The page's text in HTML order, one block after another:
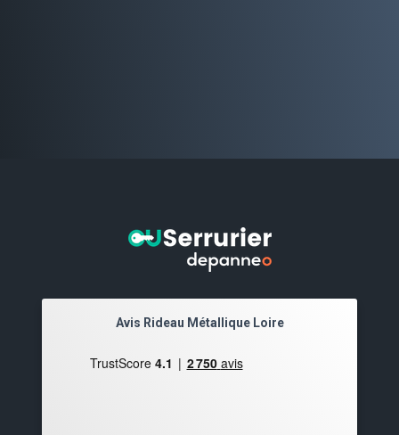
Avis Rideau Métallique Loire